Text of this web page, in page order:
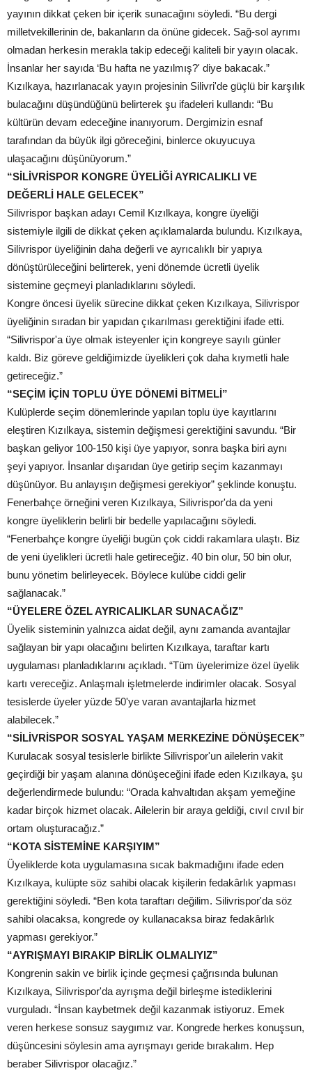
yayının dikkat çeken bir içerik sunacağını söyledi. “Bu dergi
milletvekillerinin de, bakanların da önüne gidecek. Sağ-sol ayrımı
olmadan herkesin merakla takip edeceği kaliteli bir yayın olacak.
İnsanlar her sayıda ‘Bu hafta ne yazılmış?' diye bakacak.”
Kızılkaya, hazırlanacak yayın projesinin Silivri'de güçlü bir karşılık
bulacağını düşündüğünü belirterek şu ifadeleri kullandı: “Bu
kültürün devam edeceğine inanıyorum. Dergimizin esnaf
tarafından da büyük ilgi göreceğini, binlerce okuyucuya
ulaşacağını düşünüyorum.”
“SİLİVRİSPOR KONGRE ÜYELİĞİ AYRICALIKLI VE
DEĞERLİ HALE GELECEK”
Silivrispor başkan adayı Cemil Kızılkaya, kongre üyeliği
sistemiyle ilgili de dikkat çeken açıklamalarda bulundu. Kızılkaya,
Silivrispor üyeliğinin daha değerli ve ayrıcalıklı bir yapıya
dönüştürüleceğini belirterek, yeni dönemde ücretli üyelik
sistemine geçmeyi planladıklarını söyledi.
Kongre öncesi üyelik sürecine dikkat çeken Kızılkaya, Silivrispor
üyeliğinin sıradan bir yapıdan çıkarılması gerektiğini ifade etti.
“Silivrispor'a üye olmak isteyenler için kongreye sayılı günler
kaldı. Biz göreve geldiğimizde üyelikleri çok daha kıymetli hale
getireceğiz.”
“SEÇİM İÇİN TOPLU ÜYE DÖNEMİ BİTMELİ”
Kulüplerde seçim dönemlerinde yapılan toplu üye kayıtlarını
eleştiren Kızılkaya, sistemin değişmesi gerektiğini savundu. “Bir
başkan geliyor 100-150 kişi üye yapıyor, sonra başka biri aynı
şeyi yapıyor. İnsanlar dışarıdan üye getirip seçim kazanmayı
düşünüyor. Bu anlayışın değişmesi gerekiyor” şeklinde konuştu.
Fenerbahçe örneğini veren Kızılkaya, Silivrispor'da da yeni
kongre üyeliklerin belirli bir bedelle yapılacağını söyledi.
“Fenerbahçe kongre üyeliği bugün çok ciddi rakamlara ulaştı. Biz
de yeni üyelikleri ücretli hale getireceğiz. 40 bin olur, 50 bin olur,
bunu yönetim belirleyecek. Böylece kulübe ciddi gelir
sağlanacak.”
“ÜYELERE ÖZEL AYRICALIKLAR SUNACAĞIZ”
Üyelik sisteminin yalnızca aidat değil, aynı zamanda avantajlar
sağlayan bir yapı olacağını belirten Kızılkaya, taraftar kartı
uygulaması planladıklarını açıkladı. “Tüm üyelerimize özel üyelik
kartı vereceğiz. Anlaşmalı işletmelerde indirimler olacak. Sosyal
tesislerde üyeler yüzde 50'ye varan avantajlarla hizmet
alabilecek.”
“SİLİVRİSPOR SOSYAL YAŞAM MERKEZİNE DÖNÜŞECEK”
Kurulacak sosyal tesislerle birlikte Silivrispor'un ailelerin vakit
geçirdiği bir yaşam alanına dönüşeceğini ifade eden Kızılkaya, şu
değerlendirmede bulundu: “Orada kahvaltıdan akşam yemeğine
kadar birçok hizmet olacak. Ailelerin bir araya geldiği, cıvıl cıvıl bir
ortam oluşturacağız.”
“KOTA SİSTEMİNE KARŞIYIM”
Üyeliklerde kota uygulamasına sıcak bakmadığını ifade eden
Kızılkaya, kulüpte söz sahibi olacak kişilerin fedakârlık yapması
gerektiğini söyledi. “Ben kota taraftarı değilim. Silivrispor'da söz
sahibi olacaksa, kongrede oy kullanacaksa biraz fedakârlık
yapması gerekiyor.”
“AYRIŞMAYI BIRAKIP BİRLİK OLMALIYIZ”
Kongrenin sakin ve birlik içinde geçmesi çağrısında bulunan
Kızılkaya, Silivrispor'da ayrışma değil birleşme istediklerini
vurguladı. “İnsan kaybetmek değil kazanmak istiyoruz. Emek
veren herkese sonsuz saygımız var. Kongrede herkes konuşsun,
düşüncesini söylesin ama ayrışmayı geride bırakalım. Hep
beraber Silivrispor olacağız.”